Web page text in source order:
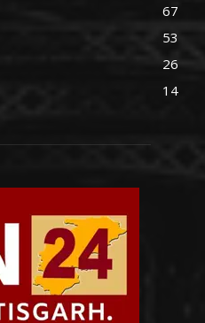
67
53
26
14